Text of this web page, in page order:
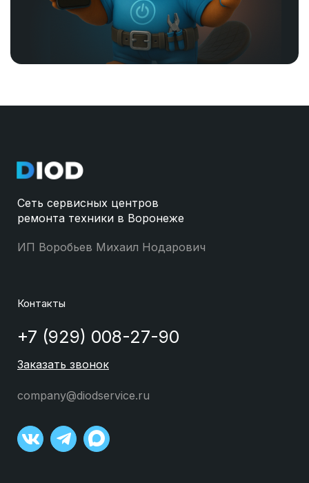
Сеть сервисных центров
ремонта техники в Воронеже
ИП Воробьев Михаил Нодарович
Контакты
+7 (929) 008-27-90
Заказать звонок
company@diodservice.ru